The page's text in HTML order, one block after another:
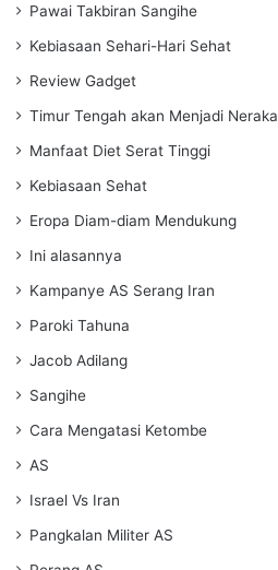
Pawai Takbiran Sangihe
Kebiasaan Sehari-Hari Sehat
Review Gadget
Timur Tengah akan Menjadi Neraka
Manfaat Diet Serat Tinggi
Kebiasaan Sehat
Eropa Diam-diam Mendukung
Ini alasannya
Kampanye AS Serang Iran
Paroki Tahuna
Jacob Adilang
Sangihe
Cara Mengatasi Ketombe
AS
Israel Vs Iran
Pangkalan Militer AS